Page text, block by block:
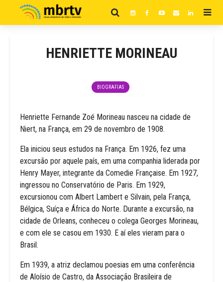
HENRIETTE MORINEAU
BIOGRAFIAS
Henriette Fernande Zoé Morineau nasceu na cidade de
Niert, na França, em 29 de novembro de 1908.
Ela iniciou seus estudos na França. Em 1926, fez uma
excursão por aquele país, em uma companhia liderada por
Henry Mayer, integrante da Comedie Française. Em 1927,
ingressou no Conservatório de Paris. Em 1929,
excursionou com Albert Lambert e Silvain, pela França,
Bélgica, Suíça e África do Norte. Durante a excursão, na
cidade de Orleans, conheceu o colega Georges Morineau,
e com ele se casou em 1930. E aí eles vieram para o
Brasil.
Em 1939, a atriz declamou poesias em uma conferência
de Aloísio de Castro, da Associação Brasileira de